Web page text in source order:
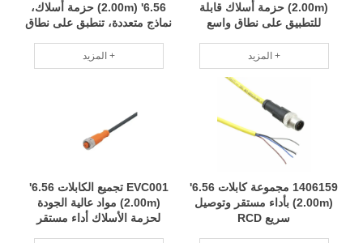
6.56' (2.00m) حزمة أسلاك،
نماذج متعددة، تنطبق على نطاق
المزيد +
(2.00m) حزمة أسلاك قابلة
للتطبيق على نطاق واسع
المزيد +
EVC001 تجميع الكابلات 6.56'
(2.00m) مواد عالية الجودة
لحزمة الأسلاك أداء مستقر
1406159 مجموعة كابلات 6.56'
(2.00m) بأداء مستقر وتوصيل
سريع RCD